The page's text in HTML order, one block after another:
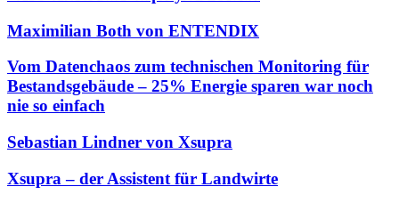
Maximilian Both von ENTENDIX
Vom Datenchaos zum technischen Monitoring für
Bestandsgebäude – 25% Energie sparen war noch
nie so einfach
Sebastian Lindner von Xsupra
Xsupra – der Assistent für Landwirte